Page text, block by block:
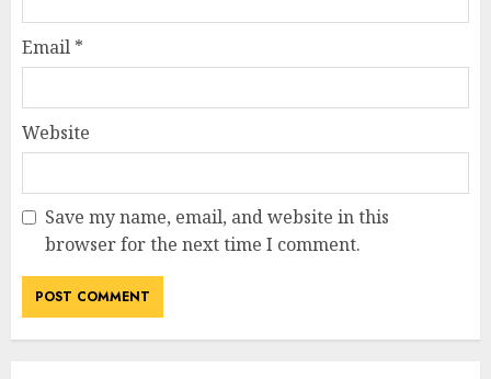
Email *
Website
Save my name, email, and website in this
browser for the next time I comment.